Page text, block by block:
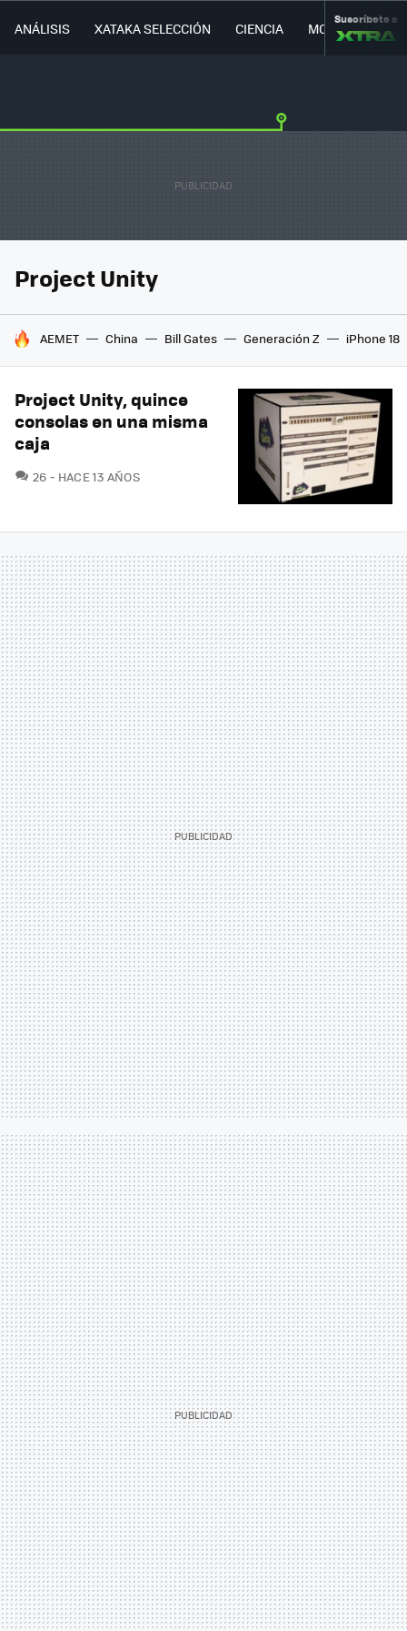
ANÁLISIS XATAKA SELECCIÓN CIENCIA MOVILIDAD
Suscríbete a
Project Unity
HOY SE HABLA DE
AEMET China Bill Gates Generación Z iPhone 18
Project Unity, quince
consolas en una misma
caja
26 COMENTARIOS
HACE 13 AÑOS